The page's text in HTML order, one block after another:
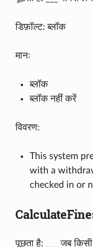
डिफ़ॉल्ट: ब्लॉक
मानः
ब्लॉक
ब्लॉक नहीं करें
विवरण:
This system
with a
checked in or
पूछता है: ___ जब